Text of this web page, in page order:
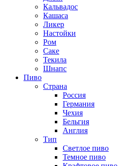
Кальвадос
Кашаса
Ликер
Настойки
Ром
Саке
Текила
Шнапс
Пиво
Страна
Россия
Германия
Чехия
Бельгия
Англия
Тип
Светлое пиво
Темное пиво